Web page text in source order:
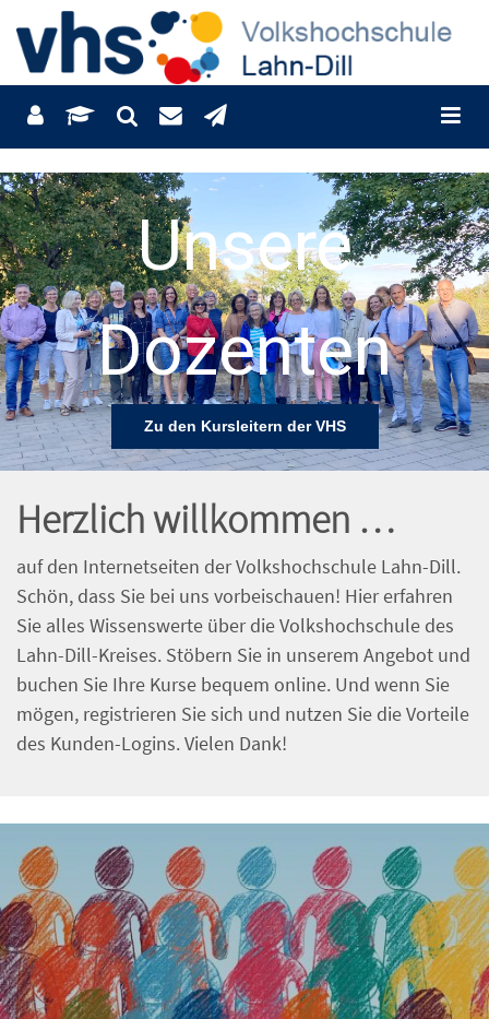
Zu
der VHS
Herzlich willkommen …
auf den Internetseiten der Volkshochschule Lahn-Dill.
Schön, dass Sie bei uns vorbeischauen! Hier erfahren
Sie alles Wissenswerte über die Volkshochschule des
Lahn-Dill-Kreises. Stöbern Sie in unserem Angebot und
buchen Sie Ihre Kurse bequem online. Und wenn Sie
mögen, registrieren Sie sich und nutzen Sie die Vorteile
des Kunden-Logins. Vielen Dank!